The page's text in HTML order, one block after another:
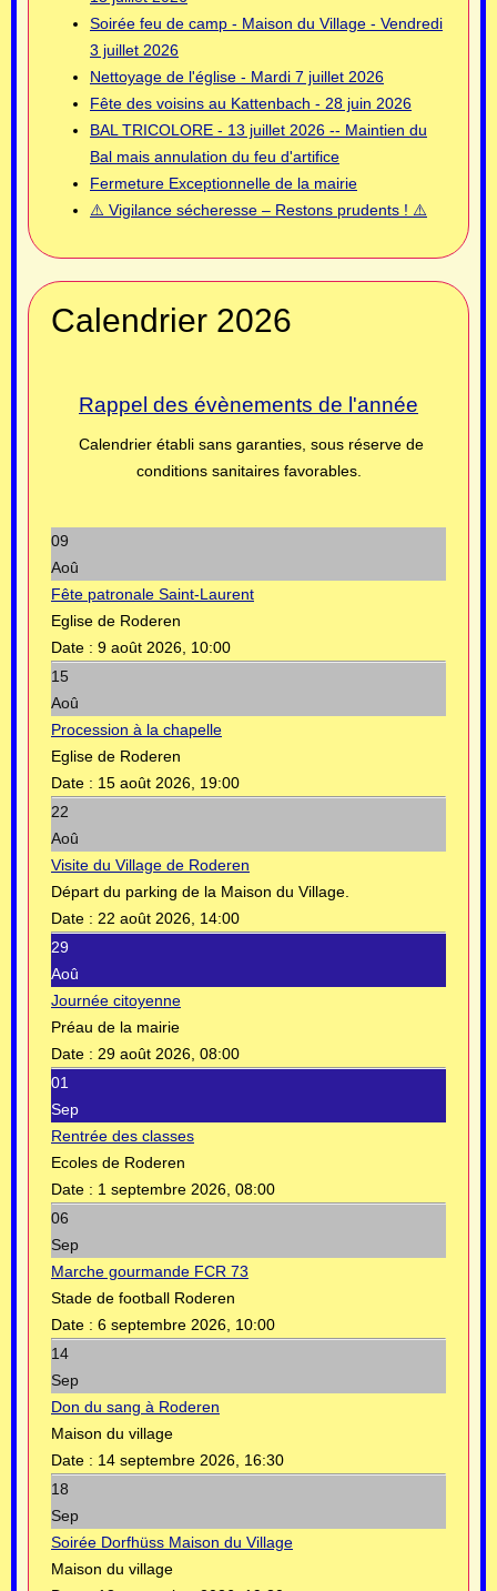
Soirée feu de camp - Maison du Village - Vendredi
3 juillet 2026
Nettoyage de l'église - Mardi 7 juillet 2026
Fête des voisins au Kattenbach - 28 juin 2026
BAL TRICOLORE - 13 juillet 2026 -- Maintien du
Bal mais annulation du feu d'artifice
Fermeture Exceptionnelle de la mairie
⚠️ Vigilance sécheresse – Restons prudents ! ⚠️
Calendrier 2026
Rappel des évènements de l'année
Calendrier établi sans garanties, sous réserve de
conditions sanitaires favorables.
09
Aoû
Fête patronale Saint-Laurent
Eglise de Roderen
Date : 9 août 2026, 10:00
15
Aoû
Procession à la chapelle
Eglise de Roderen
Date : 15 août 2026, 19:00
22
Aoû
Visite du Village de Roderen
Départ du parking de la Maison du Village.
Date : 22 août 2026, 14:00
29
Aoû
Journée citoyenne
Préau de la mairie
Date : 29 août 2026, 08:00
01
Sep
Rentrée des classes
Ecoles de Roderen
Date : 1 septembre 2026, 08:00
06
Sep
Marche gourmande FCR 73
Stade de football Roderen
Date : 6 septembre 2026, 10:00
14
Sep
Don du sang à Roderen
Maison du village
Date : 14 septembre 2026, 16:30
18
Sep
Soirée Dorfhüss Maison du Village
Maison du village